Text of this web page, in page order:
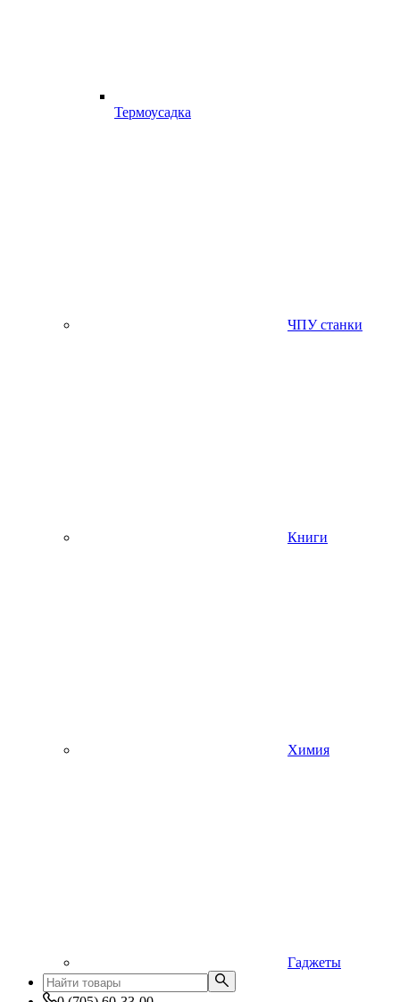
Термоусадка
ЧПУ станки
Книги
Химия
Гаджеты